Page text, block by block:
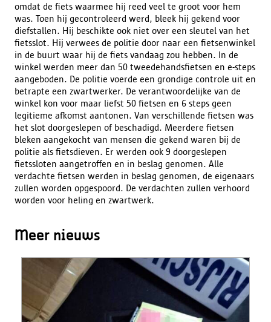
omdat de fiets waarmee hij reed veel te groot voor hem
was. Toen hij gecontroleerd werd, bleek hij gekend voor
diefstallen. Hij beschikte ook niet over een sleutel van het
fietsslot. Hij verwees de politie door naar een fietsenwinkel
in de buurt waar hij de fiets vandaag zou hebben. In de
winkel werden meer dan 50 tweedehandsfietsen en e-steps
aangeboden. De politie voerde een grondige controle uit en
betrapte een zwartwerker. De verantwoordelijke van de
winkel kon voor maar liefst 50 fietsen en 6 steps geen
legitieme afkomst aantonen. Van verschillende fietsen was
het slot doorgeslepen of beschadigd. Meerdere fietsen
bleken aangekocht van mensen die gekend waren bij de
politie als fietsdieven. Er werden ook 9 doorgeslepen
fietssloten aangetroffen en in beslag genomen. Alle
verdachte fietsen werden in beslag genomen, de eigenaars
zullen worden opgespoord. De verdachten zullen verhoord
worden voor heling en zwartwerk.
Meer nieuws